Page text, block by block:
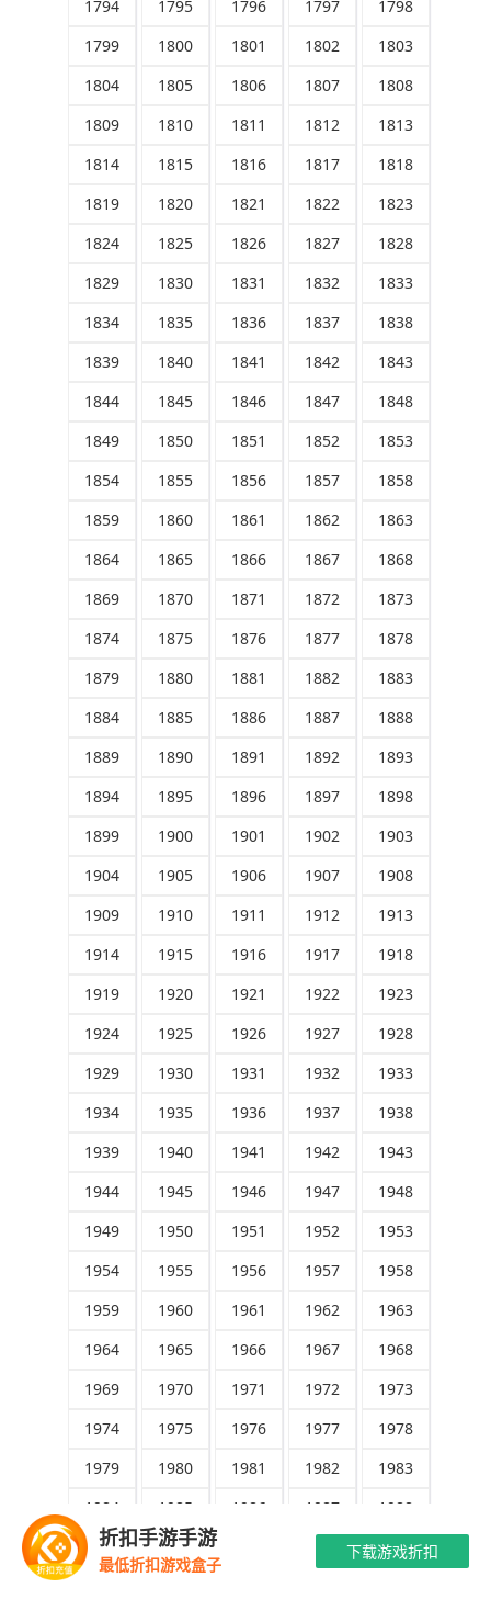
1794
1795 1796 1797
1798
1799
1800 1801 1802
1803
1804
1805 1806 1807
1808
1809
1810 1811 1812
1813
1814
1815 1816 1817
1818
1819
1820 1821 1822
1823
1824
1825 1826 1827
1828
1829
1830 1831 1832
1833
1834
1835 1836 1837
1838
1839
1840 1841 1842
1843
1844
1845 1846 1847
1848
1849
1850 1851 1852
1853
1854
1855 1856 1857
1858
1859
1860 1861 1862
1863
1864
1865 1866 1867
1868
1869
1870 1871 1872
1873
1874
1875 1876 1877
1878
1879
1880 1881 1882
1883
1884
1885 1886 1887
1888
1889
1890 1891 1892
1893
1894
1895 1896 1897
1898
1899
1900 1901 1902
1903
1904
1905 1906 1907
1908
1909
1910 1911 1912
1913
1914
1915 1916 1917
1918
1919
1920 1921 1922
1923
1924
1925 1926 1927
1928
1929
1930 1931 1932
1933
1934
1935 1936 1937
1938
1939
1940 1941 1942
1943
1944
1945 1946 1947
1948
1949
1950 1951 1952
1953
1954
1955 1956 1957
1958
1959
1960 1961 1962
1963
1964
1965 1966 1967
1968
1969
1970 1971 1972
1973
1974
1975 1976 1977
1978
1979
1980 1981 1982
1983
1984
1985 1986 1987
1988
1989
1990
1993
折扣手游手游
最低折扣游戏盒子
下载游戏折扣